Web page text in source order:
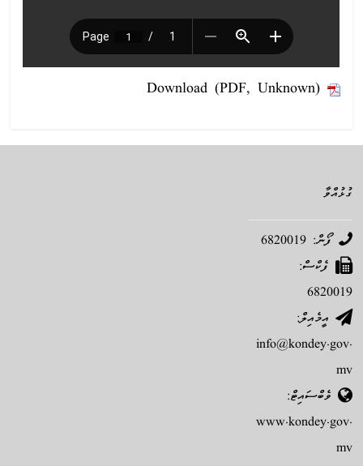
Download (PDF, Unknown)
ގުޅުއްވާ
ފޯން: 6820019
ފެކްސް:
6820019
އީމެއިލް:
info@kondey.gov.
mv
ވެބްސައިޓް:
www.kondey.gov.
mv